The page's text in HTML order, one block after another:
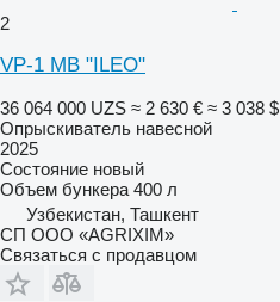
2
VP-1 MB "ILEO"
36 064 000 UZS ≈ 2 630 € ≈ 3 038 $
Опрыскиватель навесной
2025
Состояние новый
Объем бункера 400 л
Узбекистан, Ташкент
CП ООО «AGRIXIM»
Связаться с продавцом